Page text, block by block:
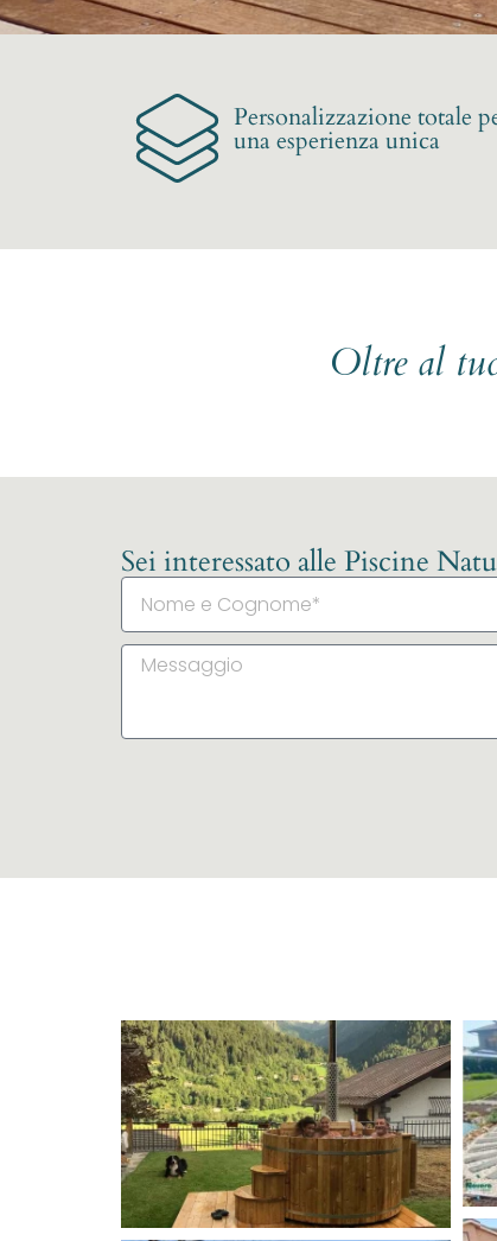
Personalizzazione totale
una esperienza unica
Oltre al
Sei interessato alle Piscine